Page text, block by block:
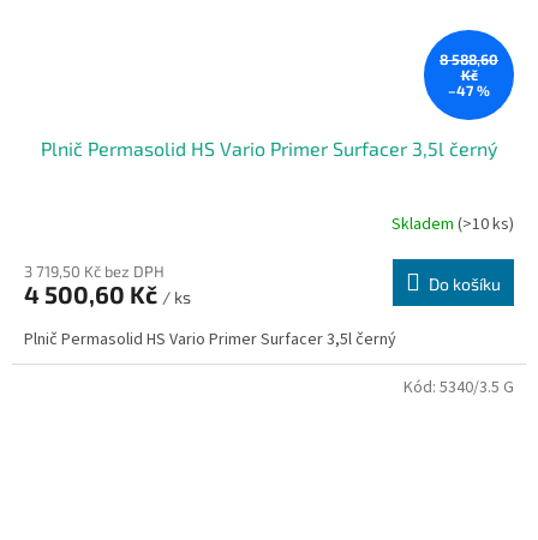
8 588,60
Kč
–47 %
Plnič Permasolid HS Vario Primer Surfacer 3,5l černý
Skladem (>10 ks)
3 719,50 Kč bez DPH
4 500,60 Kč / ks
Do košíku
Plnič Permasolid HS Vario Primer Surfacer 3,5l černý
Kód: 5340/3.5 G